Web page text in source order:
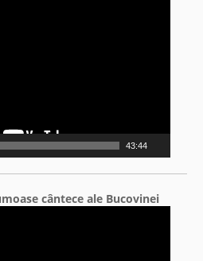
43:44
cântece ale Bucovinei